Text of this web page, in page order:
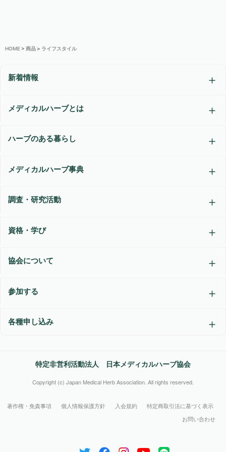
HOME > 商品 > ライフスタイル
新着情報
メディカルハーブとは
ハーブのある暮らし
メディカルハーブ事典
調査・研究活動
資格・学び
協会について
参加する
各種申し込み
特定非営利活動法人 日本メディカルハーブ協会
Copyright (c) Japan Medical Herb Association. All rights reserved.
著作権・免責事項 個人情報保護方針 入会規約
特定商取引法に基づく表示
お問い合わせ